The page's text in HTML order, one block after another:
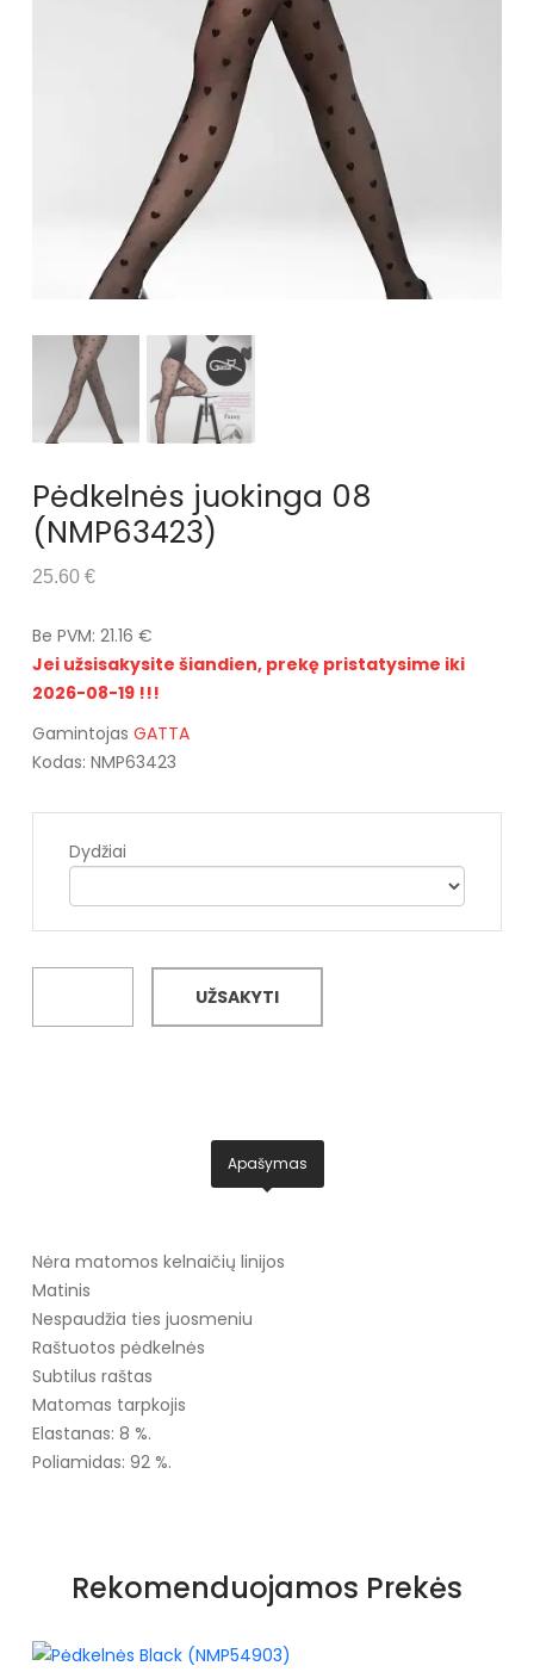
Pėdkelnės juokinga 08
(NMP63423)
25.60 €
Be PVM: 21.16 €
Jei užsisakysite šiandien, prekę pristatysime iki
2026-08-19 !!!
Gamintojas GATTA
Kodas: NMP63423
Dydžiai
UŽSAKYTI
Apašymas
Nėra matomos kelnaičių linijos
Matinis
Nespaudžia ties juosmeniu
Raštuotos pėdkelnės
Subtilus raštas
Matomas tarpkojis
Elastanas: 8 %.
Poliamidas: 92 %.
Rekomenduojamos Prekės